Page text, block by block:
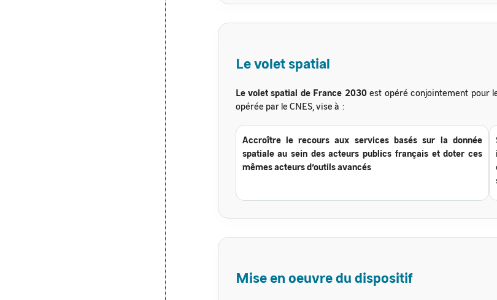
Le volet spatial
Le volet spatial de France 2030est opéré conjointement pour
opérée par le CNES, vise à :
Accroître le recours aux services basés sur la donnée
spatiale au sein des acteurs publics français et doter ces
mêmes acteurs d’outils avancés
Mise en oeuvre du dispositif